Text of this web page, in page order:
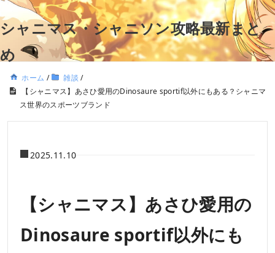
シャニマス・シャニソン攻略最新まと
め
ホーム / 雑談 /
【シャニマス】あさひ愛用のDinosaure sportif以外にもある？シャニマ
ス世界のスポーツブランド
2025.11.10
【シャニマス】あさひ愛用の
Dinosaure sportif以外にも